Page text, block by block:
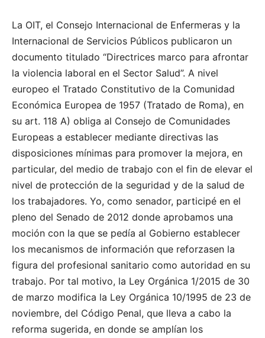
La OIT, el Consejo Internacional de Enfermeras y la
Internacional de Servicios Públicos publicaron un
documento titulado “Directrices marco para afrontar
la violencia laboral en el Sector Salud”. A nivel
europeo el Tratado Constitutivo de la Comunidad
Económica Europea de 1957 (Tratado de Roma), en
su art. 118 A) obliga al Consejo de Comunidades
Europeas a establecer mediante directivas las
disposiciones mínimas para promover la mejora, en
particular, del medio de trabajo con el fin de elevar el
nivel de protección de la seguridad y de la salud de
los trabajadores. Yo, como senador, participé en el
pleno del Senado de 2012 donde aprobamos una
moción con la que se pedía al Gobierno establecer
los mecanismos de información que reforzasen la
figura del profesional sanitario como autoridad en su
trabajo. Por tal motivo, la Ley Orgánica 1/2015 de 30
de marzo modifica la Ley Orgánica 10/1995 de 23 de
noviembre, del Código Penal, que lleva a cabo la
reforma sugerida, en donde se amplían los